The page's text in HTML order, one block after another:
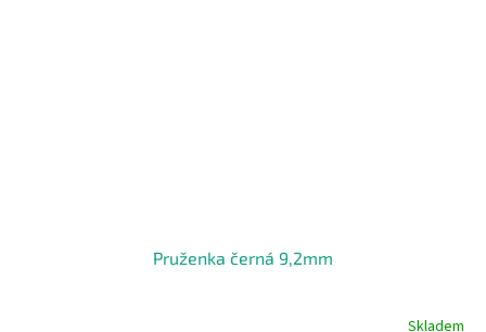
Pruženka černá 9,2mm
Skladem